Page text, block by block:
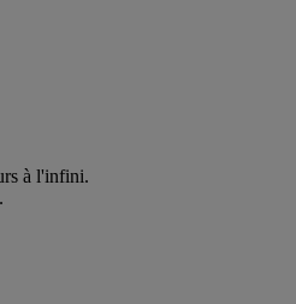
à l'infini.